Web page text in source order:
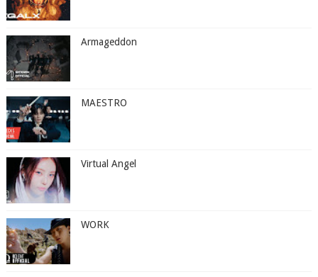
Armageddon
MAESTRO
Virtual Angel
WORK